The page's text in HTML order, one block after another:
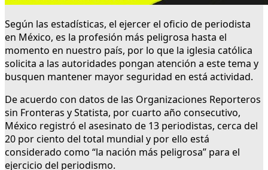
Según las estadísticas, el ejercer el oficio de periodista
en México, es la profesión más peligrosa hasta el
momento en nuestro país, por lo que la iglesia católica
solicita a las autoridades pongan atención a este tema y
busquen mantener mayor seguridad en está actividad.
De acuerdo con datos de las Organizaciones Reporteros
sin Fronteras y Statista, por cuarto año consecutivo,
México registró el asesinato de 13 periodistas, cerca del
20 por ciento del total mundial y por ello está
considerado como “la nación más peligrosa” para el
ejercicio del periodismo.